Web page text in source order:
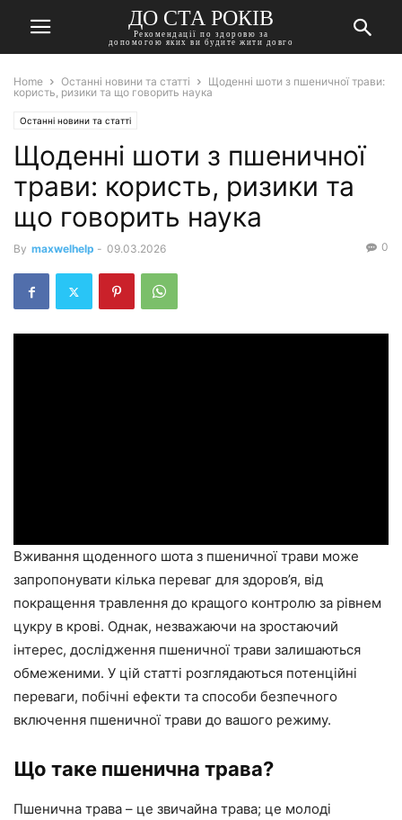
ДО СТА РОКІВ
Рекомендації по здоровю за
допомогою яких ви будите жити довго
Home Останні новини та статті
Щоденні шоти з пшеничної трави:
користь, ризики та що говорить наука
Останні новини та статті
Щоденні шоти з пшеничної
трави: користь, ризики та
що говорить наука
By maxwelhelp - 09.03.2026 0
Вживання щоденного шота з пшеничної трави може
запропонувати кілька переваг для здоров’я, від
покращення травлення до кращого контролю за рівнем
цукру в крові. Однак, незважаючи на зростаючий
інтерес, дослідження пшеничної трави залишаються
обмеженими. У цій статті розглядаються потенційні
переваги, побічні ефекти та способи безпечного
включення пшеничної трави до вашого режиму.
Що таке пшенична трава?
Пшенична трава – це звичайна трава; це молоді